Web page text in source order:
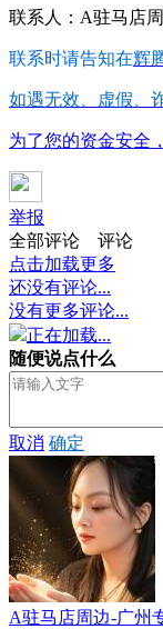
联系人：A驻马店
联系时请告知在辉
如遇无效、虚假、
为了您的资金安全
举报
全部评论
评论
点击加载更多
还没有评论...
没有更多评论...
正在加载...
随便说点什么
取消 确定
A驻马店周边-广州